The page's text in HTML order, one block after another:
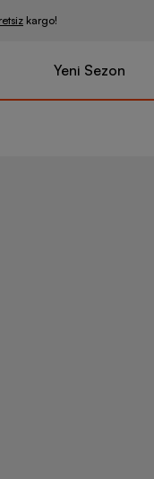
kargo!
Yeni Sezon